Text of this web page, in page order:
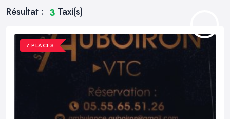
Résultat : 3 Taxi(s)
7 PLACES